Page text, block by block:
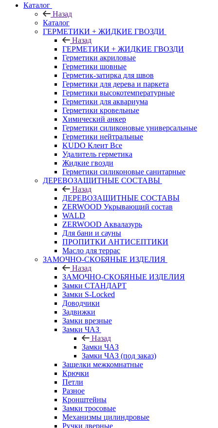
Каталог
Назад
Каталог
ГЕРМЕТИКИ + ЖИДКИЕ ГВОЗДИ
Назад
ГЕРМЕТИКИ + ЖИДКИЕ ГВОЗДИ
Герметики акриловые
Герметики шовные
Герметик-затирка для швов
Герметики для дерева и паркета
Герметики высокотемпературные
Герметики для аквариума
Герметики кровельные
Химический анкер
Герметики силиконовые универсальные
Герметики нейтральные
KUDO Клеит Все
Удалитель герметика
Жидкие гвозди
Герметики силиконовые санитарные
ДЕРЕВОЗАЩИТНЫЕ СОСТАВЫ
Назад
ДЕРЕВОЗАЩИТНЫЕ СОСТАВЫ
ZERWOOD Укрывающий состав
WALD
ZERWOOD Аквалазурь
Для бани и сауны
ПРОПИТКИ АНТИСЕПТИКИ
Масло для террас
ЗАМОЧНО-СКОБЯНЫЕ ИЗДЕЛИЯ
Назад
ЗАМОЧНО-СКОБЯНЫЕ ИЗДЕЛИЯ
Замки СТАНДАРТ
Замки S-Locked
Доводчики
Задвижки
Замки врезные
Замки ЧАЗ
Назад
Замки ЧАЗ
Замки ЧАЗ (под заказ)
Защелки межкомнатные
Крючки
Петли
Разное
Кронштейны
Замки тросовые
Механизмы цилиндровые
Ручки дверные